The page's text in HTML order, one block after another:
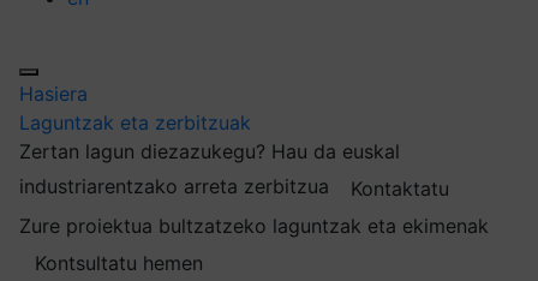
Hasiera
Laguntzak eta zerbitzuak
Zertan lagun diezazukegu? Hau da euskal
industriarentzako arreta zerbitzua
Kontaktatu
Zure proiektua bultzatzeko laguntzak eta ekimenak
Kontsultatu hemen